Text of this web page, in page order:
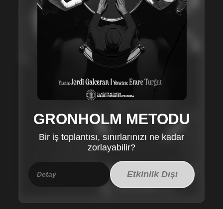
GRONHOLM METODU
Bir iş toplantısı, sınırlarınızı ne kadar
zorlayabilir?
Detay Etkinlik Dışı